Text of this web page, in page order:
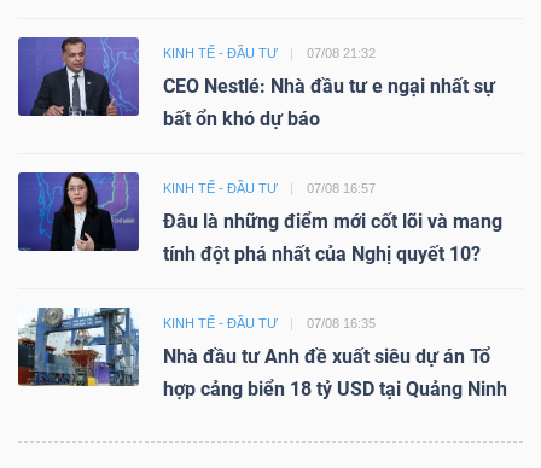
KINH TẾ - ĐẦU TƯ 07/08 21:32
CEO Nestlé: Nhà đầu tư e ngại nhất sự
bất ổn khó dự báo
KINH TẾ - ĐẦU TƯ 07/08 16:57
Đâu là những điểm mới cốt lõi và mang
tính đột phá nhất của Nghị quyết 10?
KINH TẾ - ĐẦU TƯ 07/08 16:35
Nhà đầu tư Anh đề xuất siêu dự án Tổ
hợp cảng biển 18 tỷ USD tại Quảng Ninh